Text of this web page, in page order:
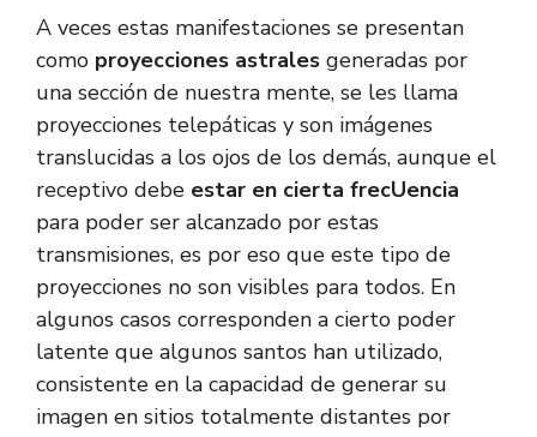
A veces estas manifestaciones se presentan
como proyecciones astrales generadas por
una sección de nuestra mente, se les llama
proyecciones telepáticas y son imágenes
translucidas a los ojos de los demás, aunque el
receptivo debe estar en cierta frecUencia
para poder ser alcanzado por estas
transmisiones, es por eso que este tipo de
proyecciones no son visibles para todos. En
algunos casos corresponden a cierto poder
latente que algunos santos han utilizado,
consistente en la capacidad de generar su
imagen en sitios totalmente distantes por